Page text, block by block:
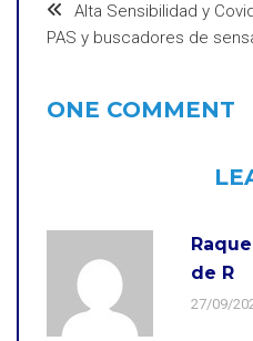
Alta Sensibilidad y
PAS y buscadores de
ONE COMMENT
de R
27/09/